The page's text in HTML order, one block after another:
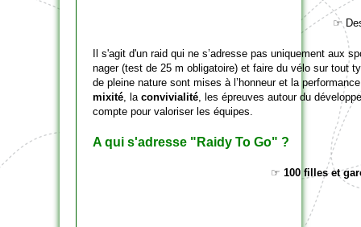
☞
Il s'agit d'un raid qui ne s’adresse pas uniquement aux
nager (test de 25 m obligatoire) et faire du vélo sur tout
de pleine nature sont mises à l’honneur et la
mixité, la convivialité, les épreuves autour du
compte pour valoriser les équipes.
A qui s'adresse "Raidy To Go" ?
☞ 100 filles et